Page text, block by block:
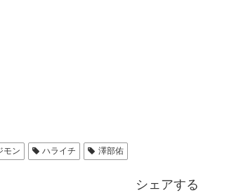
モン ハライチ 澤部佑
シェアする